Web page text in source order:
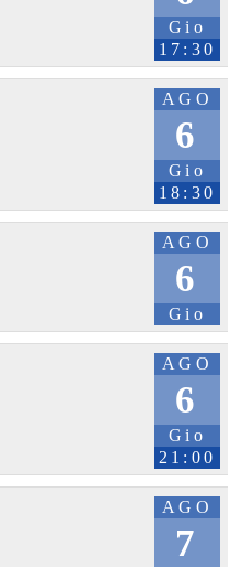
Gio
17:30
AGO
6
Gio
18:30
AGO
6
Gio
AGO
6
Gio
21:00
AGO
7